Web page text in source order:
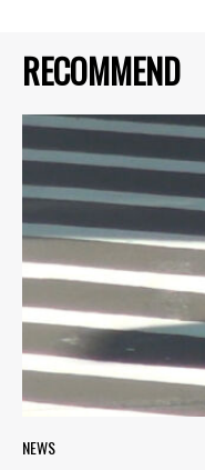
RECOMMEND
NEWS